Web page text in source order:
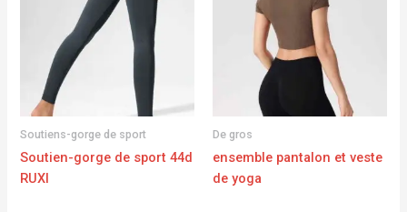
Soutiens-gorge de sport
Soutien-gorge de sport 44d
RUXI
De gros
ensemble pantalon et veste
de yoga